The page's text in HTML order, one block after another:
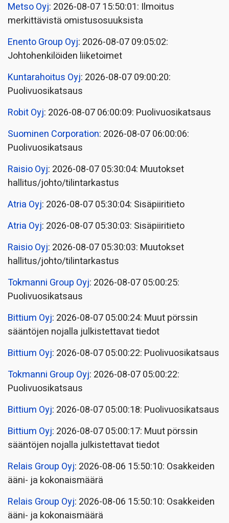
Metso Oyj: 2026-08-07 15:50:01: Ilmoitus
merkittävistä omistusosuuksista
Enento Group Oyj: 2026-08-07 09:05:02:
Johtohenkilöiden liiketoimet
Kuntarahoitus Oyj: 2026-08-07 09:00:20:
Puolivuosikatsaus
Robit Oyj: 2026-08-07 06:00:09: Puolivuosikatsaus
Suominen Corporation: 2026-08-07 06:00:06:
Puolivuosikatsaus
Raisio Oyj: 2026-08-07 05:30:04: Muutokset
hallitus/johto/tilintarkastus
Atria Oyj: 2026-08-07 05:30:04: Sisäpiiritieto
Atria Oyj: 2026-08-07 05:30:03: Sisäpiiritieto
Raisio Oyj: 2026-08-07 05:30:03: Muutokset
hallitus/johto/tilintarkastus
Tokmanni Group Oyj: 2026-08-07 05:00:25:
Puolivuosikatsaus
Bittium Oyj: 2026-08-07 05:00:24: Muut pörssin
sääntöjen nojalla julkistettavat tiedot
Bittium Oyj: 2026-08-07 05:00:22: Puolivuosikatsaus
Tokmanni Group Oyj: 2026-08-07 05:00:22:
Puolivuosikatsaus
Bittium Oyj: 2026-08-07 05:00:18: Puolivuosikatsaus
Bittium Oyj: 2026-08-07 05:00:17: Muut pörssin
sääntöjen nojalla julkistettavat tiedot
Relais Group Oyj: 2026-08-06 15:50:10: Osakkeiden
ääni- ja kokonaismäärä
Relais Group Oyj: 2026-08-06 15:50:10: Osakkeiden
ääni- ja kokonaismäärä